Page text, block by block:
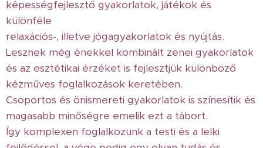
képességfejlesztő gyakorlatok, játékok és
különféle
relaxációs-, illetve jógagyakorlatok és nyújtás.
Lesznek még énekkel kombinált zenei gyakorlatok
és az esztétikai érzéket is fejlesztjük különböző
kézműves foglalkozások keretében.
Csoportos és önismereti gyakorlatok is színesítik és
magasabb minőségre emelik ezt a tábort.
Így komplexen foglalkozunk a testi és a lelki